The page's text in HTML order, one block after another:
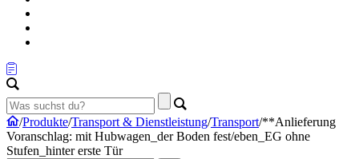
/Produkte/Transport & Dienstleistung/Transport/**Anlieferung
Voranschlag: mit Hubwagen_der Boden fest/eben_EG ohne
Stufen_hinter erste Tür